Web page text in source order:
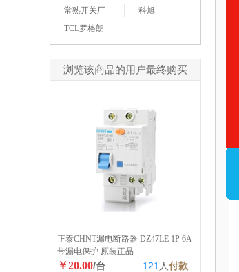
常熟开关厂
科旭
TCL罗格朗
浏览该商品的用户最终购买
正泰CHNT漏电断路器 DZ47LE 1P 6A
带漏电保护 原装正品
￥20.00/台 121 人付款